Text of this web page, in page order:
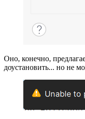
Оно, конечно,
доустановить... но не